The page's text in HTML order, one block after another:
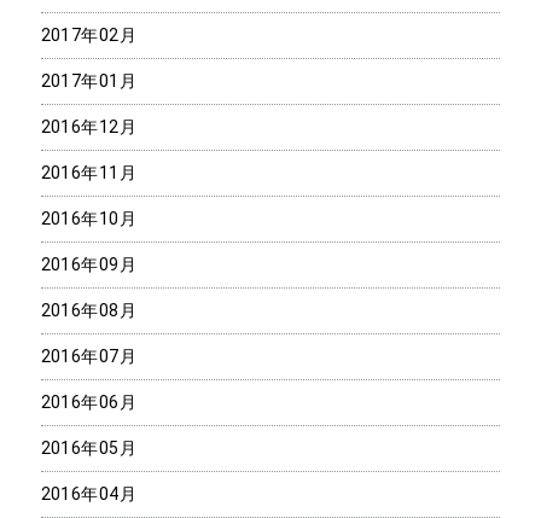
2017年02月
2017年01月
2016年12月
2016年11月
2016年10月
2016年09月
2016年08月
2016年07月
2016年06月
2016年05月
2016年04月